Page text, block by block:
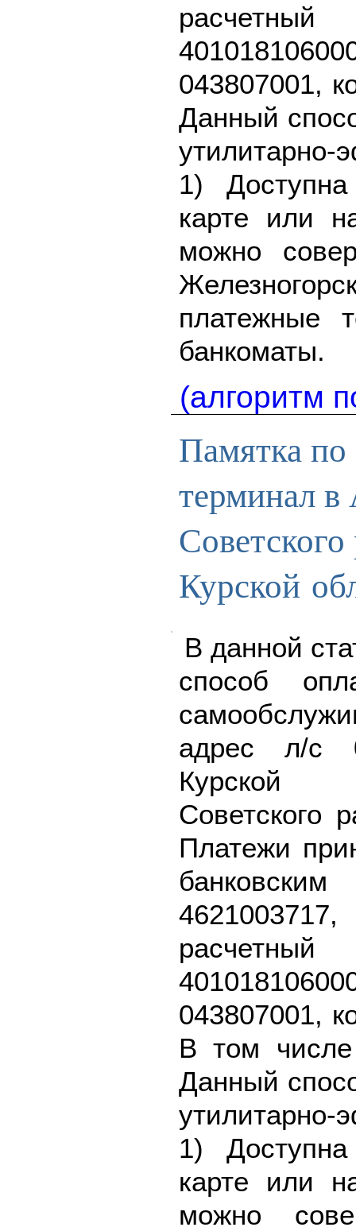
043807001,
Данный
1)
карте или
можно
платежные
банкоматы.
(алгоритм
Памятка по
терминал
Курской
В данной
способ
адрес л/с
Курской
Советского
Платежи
043807001,
В том
Данный
1)
карте или
можно